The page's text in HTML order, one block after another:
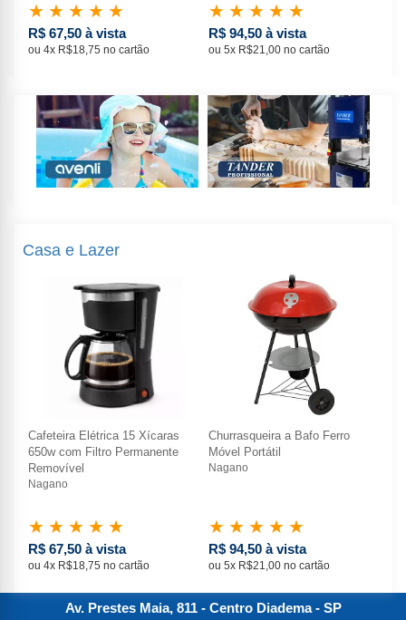
★ ★ ★ ★ ★
R$ 67,50 à vista
ou 4x R$18,75 no cartão
★ ★ ★ ★ ★
R$ 94,50 à vista
ou 5x R$21,00 no cartão
Casa e Lazer
Cafeteira Elétrica 15 Xícaras
650w com Filtro Permanente
Removível
Nagano
★ ★ ★ ★ ★
R$ 67,50 à vista
ou 4x R$18,75 no cartão
Churrasqueira a Bafo Ferro
Móvel Portátil
Nagano
★ ★ ★ ★ ★
R$ 94,50 à vista
ou 5x R$21,00 no cartão
Av. Prestes Maia, 811 - Centro Diadema- SP